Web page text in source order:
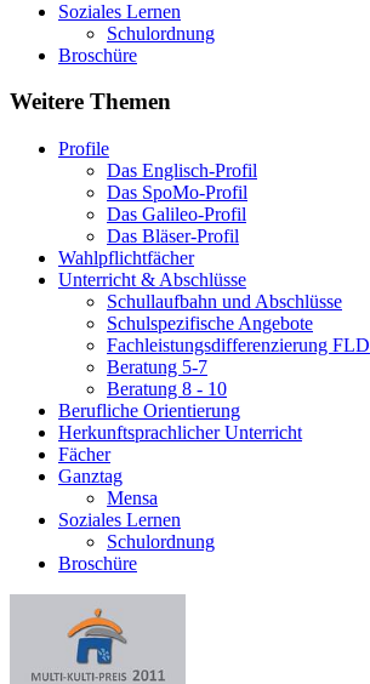
Soziales Lernen
Schulordnung
Broschüre
Weitere Themen
Profile
Das Englisch-Profil
Das SpoMo-Profil
Das Galileo-Profil
Das Bläser-Profil
Wahlpflichtfächer
Unterricht & Abschlüsse
Schullaufbahn und Abschlüsse
Schulspezifische Angebote
Fachleistungsdifferenzierung FLD
Beratung 5-7
Beratung 8 - 10
Berufliche Orientierung
Herkunftsprachlicher Unterricht
Fächer
Ganztag
Mensa
Soziales Lernen
Schulordnung
Broschüre